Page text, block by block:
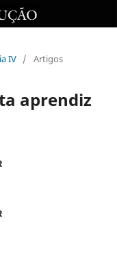
IV / Artigos
aprendiz